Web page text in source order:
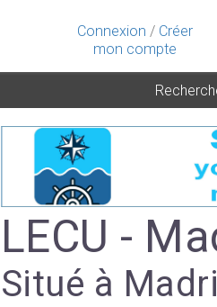
Connexion / Créer
mon compte
LECU -
Situé à